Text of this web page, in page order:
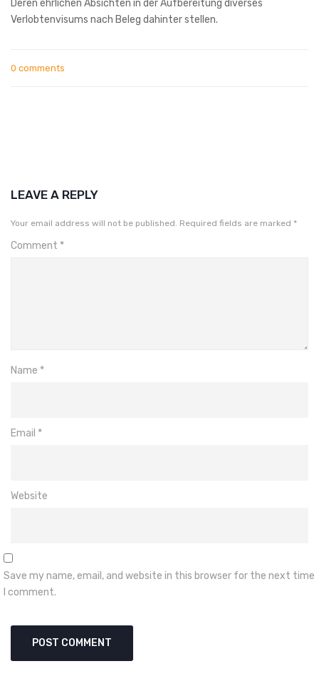
Deren ehrlichen Absichten in der Aufbereitung diverses
Verlobtenvisums nach Beleg dahinter stellen.
0 comments
LEAVE A REPLY
Your email address will not be published. Required fields are marked *
Comment *
Name *
Email *
Website
Save my name, email, and website in this browser for the next time
I comment.